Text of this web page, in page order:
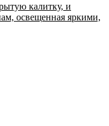
калитку, и
освещенная яркими,